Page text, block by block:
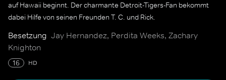
auf Hawaii beginnt. Der charmante Detroit-Tigers-Fan bekommt
dabei Hilfe von seinen Freunden T. C. und Rick.
Besetzung Jay Hernandez, Perdita Weeks, Zachary
Knighton
16 HD